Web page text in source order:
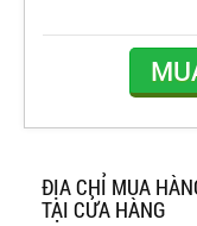
ĐỊA CHỈ MUA
TẠI CỬA HÀNG